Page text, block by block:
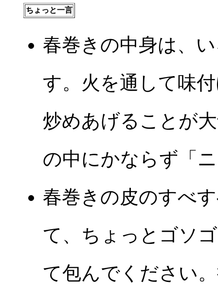
ちょっと一言
春巻きの中身は、
す。火を通して味
炒めあげることが
の中にかならず「
春巻きの皮のすべ
て、ちょっとゴソ
て包んでください